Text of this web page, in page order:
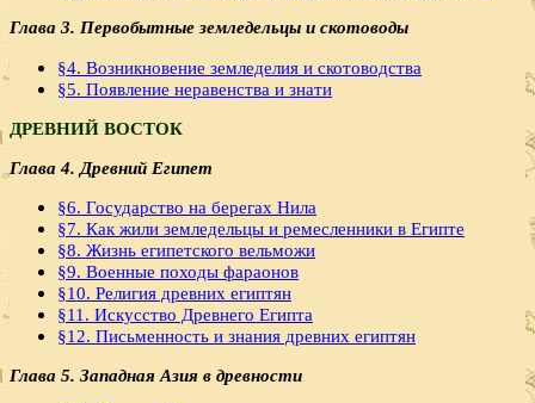
Глава 3. Первобытные земледельцы и скотоводы
§4. Возникновение земледелия и скотоводства
§5. Появление неравенства и знати
ДРЕВНИЙ ВОСТОК
Глава 4. Древний Египет
§6. Государство на берегах Нила
§7. Как жили земледельцы и ремесленники в Египте
§8. Жизнь египетского вельможи
§9. Военные походы фараонов
§10. Религия древних египтян
§11. Искусство Древнего Египта
§12. Письменность и знания древних египтян
Глава 5. Западная Азия в древности